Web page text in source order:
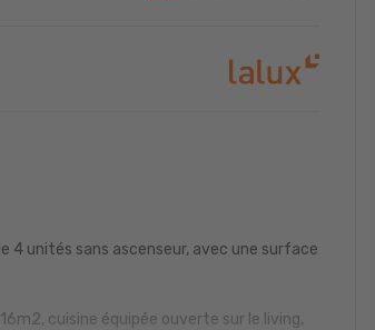
unités sans ascenseur, avec une surface
cuisine équipée ouverte sur le living,